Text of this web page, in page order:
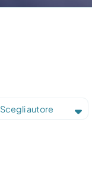
Scegli autore